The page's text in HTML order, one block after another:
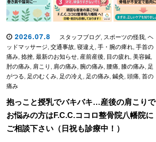
2026.07.8 スタッフブログ, スポーツの怪我, ヘ
ッドマッサージ, 交通事故, 寝違え , 手・腕の痺れ, 手首の
痛み, 捻挫, 最新のお知らせ, 産前産後, 目の疲れ, 美容鍼,
肘の痛み, 肩こり , 肩の痛み, 腕の痛み, 腰痛, 膝の痛み, 足
がつる, 足のむくみ, 足の冷え , 足の痛み, 鍼灸, 頭痛, 首の
痛み
抱っこと授乳でバキバキ…産後の肩こりで
お悩みの方はF.C.C.ココロ整骨院八幡院に
ご相談下さい（日祝も診療中！）